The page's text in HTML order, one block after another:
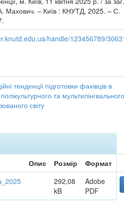
Махович. – Київ : КНУТД, 2025. – С.
handle/123456789/
тенденції підготовки фахівців в
та мультилінгвального
світу
Опис Розмір
Формат
292,08
kB
Adobe
PDF